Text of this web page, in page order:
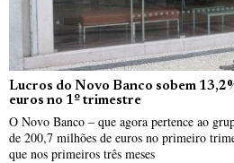
Lucros do Novo Banco sobem
euros no 1º trimestre
O Novo Banco – que agora pertence ao
de 200,7 milhões de euros no primeiro
que nos primeiros três meses